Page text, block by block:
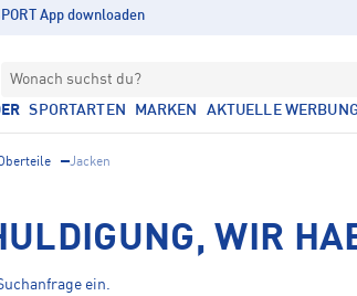
App downloaden
Wonach suchst du?
SPORTARTEN MARKEN AKTUELLE
Jacken
WIR
ein.